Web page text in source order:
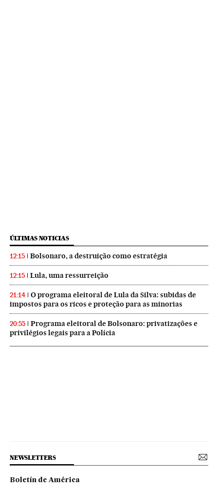
ÚLTIMAS NOTICIAS
12:15 Bolsonaro, a destruição como estratégia
12:15 Lula, uma ressurreição
21:14
O programa eleitoral de Lula da Silva: subidas de
impostos para os ricos e proteção para as minorias
20:55
Programa eleitoral de Bolsonaro: privatizações e
privilégios legais para a Polícia
NEWSLETTERS
Boletín de América